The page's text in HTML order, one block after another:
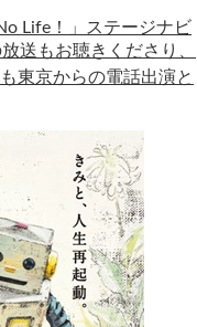
Life！」ステージナビ
送もお聴きくださり、
東京からの電話出演と